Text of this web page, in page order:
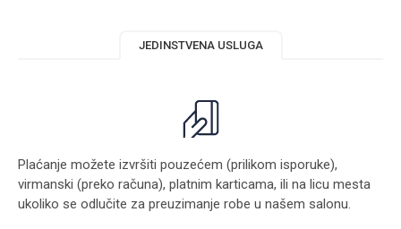
JEDINSTVENA USLUGA
Plaćanje možete izvršiti pouzećem (prilikom isporuke),
virmanski (preko računa), platnim karticama, ili na licu mesta
ukoliko se odlučite za preuzimanje robe u našem salonu.